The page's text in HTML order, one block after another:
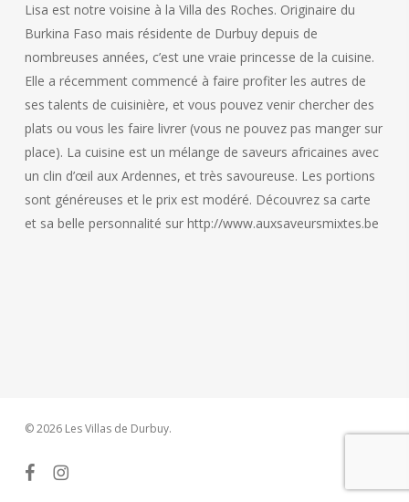
Lisa est notre voisine à la Villa des Roches. Originaire du
Burkina Faso mais résidente de Durbuy depuis de
nombreuses années, c’est une vraie princesse de la cuisine.
Elle a récemment commencé à faire profiter les autres de
ses talents de cuisinière, et vous pouvez venir chercher des
plats ou vous les faire livrer (vous ne pouvez pas manger sur
place). La cuisine est un mélange de saveurs africaines avec
un clin d’œil aux Ardennes, et très savoureuse. Les portions
sont généreuses et le prix est modéré. Découvrez sa carte
et sa belle personnalité sur http://www.auxsaveursmixtes.be
© 2026 Les Villas de Durbuy.
facebookinstagram